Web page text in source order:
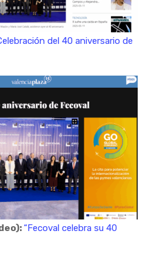
del 40 aniversario de
“Fecoval celebra su 40